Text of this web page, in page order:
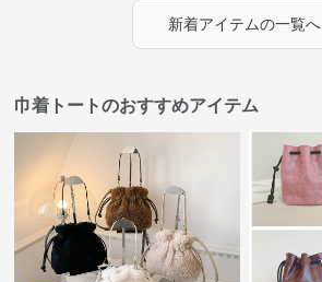
新着アイテムの一覧へ
巾着トートのおすすめアイテム